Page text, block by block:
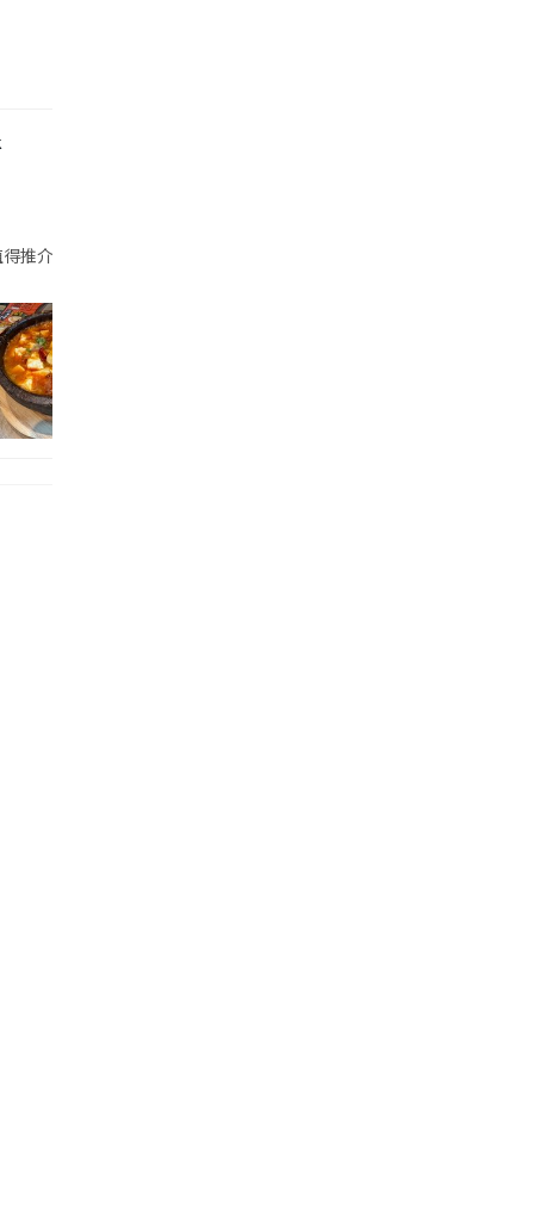
有近50年歷史的港式西餐廳,將進軍旺角鬧市開設新分店,由結業
,其香噴噴的鐵板燒牛扒,滾熱的的牛扒汁,加上瀰漫在半空中的肉
推介! 雖然無自助餐咁多選擇,但係app 有得拎飛,一落樓就有得食,味